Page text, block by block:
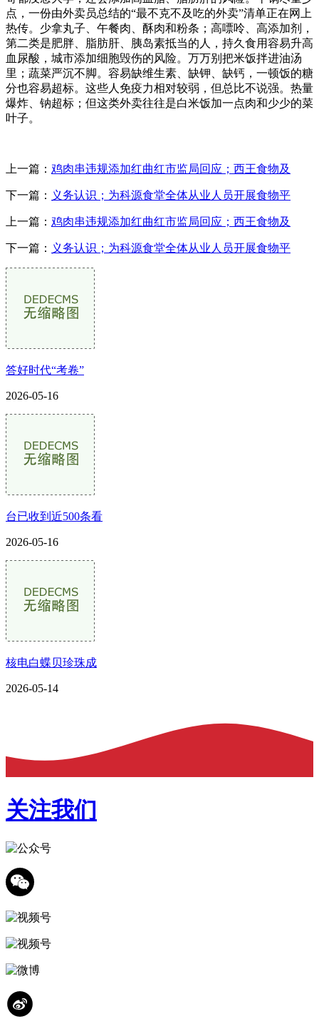
点，一份由外卖员总结的“最不克不及吃的外卖”清单正在网上
热传。少拿丸子、午餐肉、酥肉和粉条；高嘌呤、高添加剂，
第二类是肥胖、脂肪肝、胰岛素抵当的人，持久食用容易升高
血尿酸，城市添加细胞毁伤的风险。万万别把米饭拌进油汤
里；蔬菜严沉不脚。容易缺维生素、缺钾、缺钙，一顿饭的糖
分也容易超标。这些人免疫力相对较弱，但总比不说强。热量
爆炸、钠超标；但这类外卖往往是白米饭加一点肉和少少的菜
叶子。
上一篇： 鸡肉串违规添加红曲红市监局回应；西王食物及
下一篇： 义务认识；为科源食堂全体从业人员开展食物平
上一篇： 鸡肉串违规添加红曲红市监局回应；西王食物及
下一篇： 义务认识；为科源食堂全体从业人员开展食物平
答好时代“考卷”
2026-05-16
台已收到近500条看
2026-05-16
核电白蝶贝珍珠成
2026-05-14
关注我们